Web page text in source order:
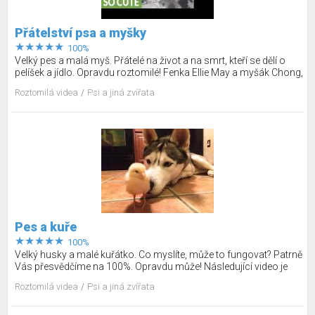
Přátelství psa a myšky
100%
Velký pes a malá myš. Přátelé na život a na smrt, kteří se dělí o
pelíšek a jídlo. Opravdu roztomilé! Fenka Ellie May a myšák Chong,
odlišná, se navzájem respektují a doslova zbožňují. Sice je to bez
Roztomilá videa Psi a jiná zvířata
Pes a kuře
100%
Velký husky a malé kuřátko. Co myslíte, může to fungovat? Patrně
Vás přesvědčíme na 100%. Opravdu může! Následující video je
dospělá slepice, má oprávněný důvod bát se – prostě instinktivně.
Roztomilá videa Psi a jiná zvířata